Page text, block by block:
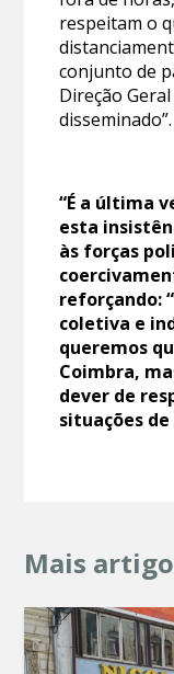
respeitam o
conjunto de
Direção
disseminado”.
“É a última
esta
às forças
reforçando:
coletiva e
queremos
Coimbra,
dever de
situações
Mais